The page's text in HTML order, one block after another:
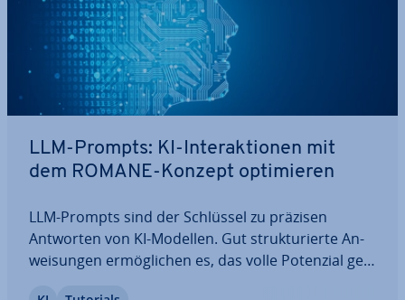
LLM-Prompts: KI-In­ter­ak­tio­nen mit
dem ROMANE-Konzept op­ti­mie­ren
LLM-Prompts sind der Schlüssel zu präzisen
Antworten von KI-Modellen. Gut struk­tu­rier­te An­
wei­sun­gen er­mög­li­chen es, das volle Potenzial ge­